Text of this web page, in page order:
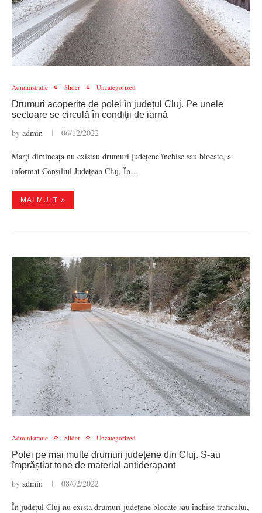
Administratie Slider Uncategorized
Drumuri acoperite de polei în județul Cluj. Pe unele
sectoare se circulă în condiții de iarnă
by admin 06/12/2022
Marți dimineața nu existau drumuri județene închise sau blocate, a
informat Consiliul Județean Cluj. În…
MAI MULT
Administratie Slider Uncategorized
Polei pe mai multe drumuri județene din Cluj. S-au
împrăștiat tone de material antiderapant
by admin 08/02/2022
În județul Cluj nu există drumuri județene blocate sau închise traficului,